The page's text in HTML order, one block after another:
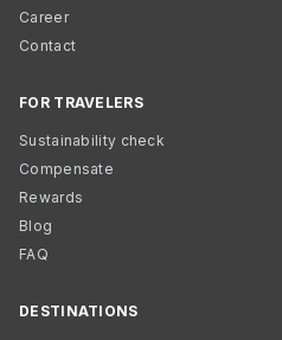
Career
Contact
FOR TRAVELERS
Sustainability check
Compensate
Rewards
Blog
FAQ
DESTINATIONS